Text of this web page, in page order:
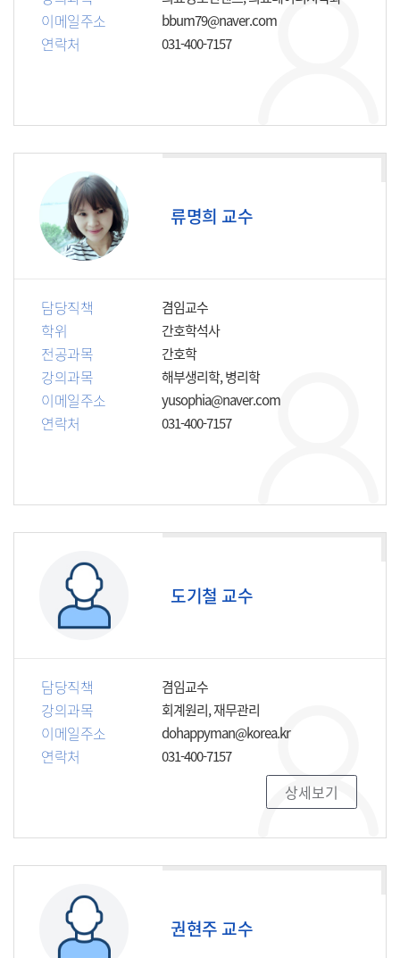
이메일주소 bbum79@naver.com
연락처 031-400-7157
류명희 교수
담당직책 겸임교수
학위 간호학석사
전공과목 간호학
강의과목 해부생리학, 병리학
이메일주소 yusophia@naver.com
연락처 031-400-7157
도기철 교수
담당직책 겸임교수
강의과목 회계원리, 재무관리
이메일주소 dohappyman@korea.kr
연락처 031-400-7157
상세보기
권현주 교수